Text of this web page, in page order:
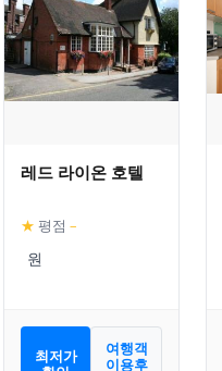
레드 라이온 호텔
★ 평점 –
최저가
여행객
이용후